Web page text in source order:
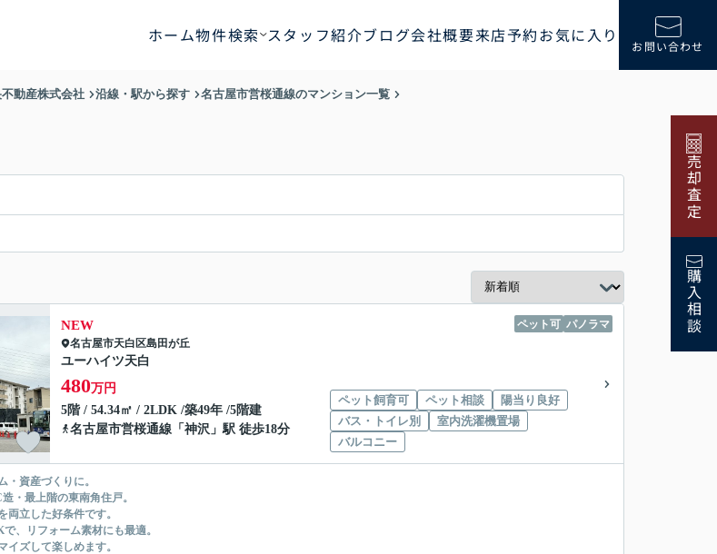
ホーム物件検索 スタッフ紹介ブログ会社概要来店予約お気に入り お問い合わせ
売却査定
購入相談
動産株式会社 沿線・駅から探す
名古屋市営桜通線のマンション一覧
ペット可 パノラマ
NEW
名古屋市天白区島田が丘
ユーハイツ天白
480万円
5階 / 54.34㎡ / 2LDK /築49年 /5階建
名古屋市営桜通線 「 神沢 」駅 徒歩18分
ペット飼育可 ペット相談
陽当り良好
バス・トイレ別
室内洗濯機置場
バルコニー
・資産づくりに。
・最上階の東南角住戸。
両立した好条件です。
、リフォーム素材にも最適。
イズして楽しめます。